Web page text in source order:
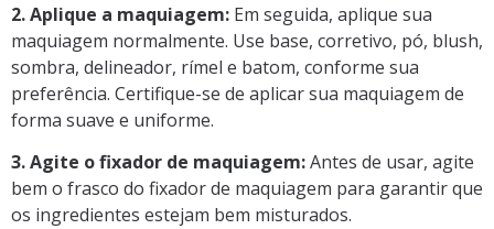
2. Aplique a maquiagem: Em seguida, aplique sua
maquiagem normalmente. Use base, corretivo, pó, blush,
sombra, delineador, rímel e batom, conforme sua
preferência. Certifique-se de aplicar sua maquiagem de
forma suave e uniforme.
3. Agite o fixador de maquiagem:Antes de usar, agite
bem o frasco do fixador de maquiagem para garantir que
os ingredientes estejam bem misturados.